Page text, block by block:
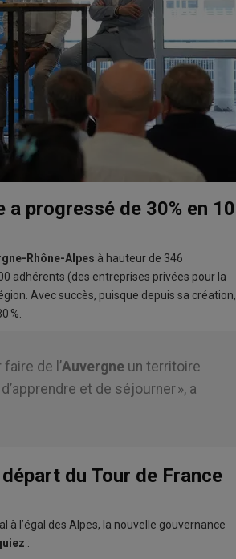
progressé de 30% en 10
Rhône-Alpes à hauteur de 346
adhérents (des entreprises privées pour la
Avec succès, puisque depuis sa création,
%.
de l’Auvergne un territoire
et de séjourner », a
du Tour de France
à l’égal des Alpes, la nouvelle gouvernance
: